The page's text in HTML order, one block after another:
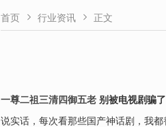
首页  行业资讯  正文
一尊二祖三清四御五老 别被电视剧骗
说实话，每次看那些国产神话剧，我都